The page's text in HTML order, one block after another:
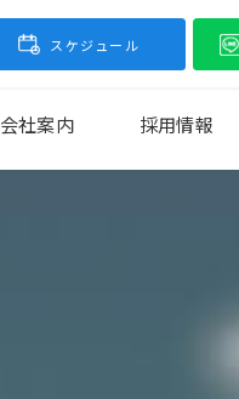
スケジュール
会社案内 採用情報